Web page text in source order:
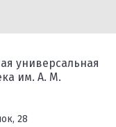
универсальная
им. А. М.
28